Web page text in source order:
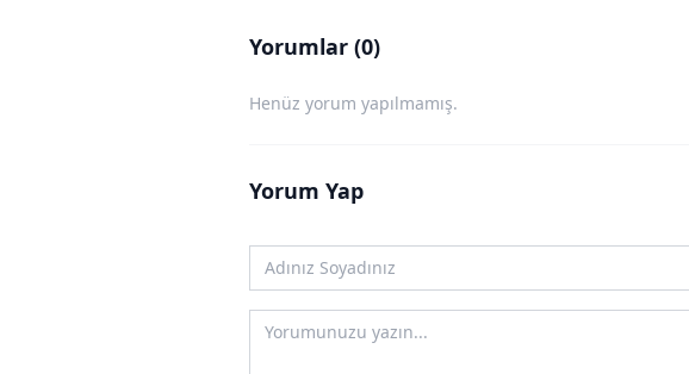
Yorumlar (0)
Henüz yorum yapılmamış.
Yorum Yap